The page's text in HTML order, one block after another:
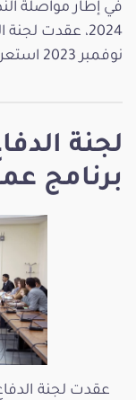
لجنة
برنامج
عقدت لجنة
في إطار مواصلة
نوفمبر 2023 استعرضت خلالها مقترحات تعديل فص...